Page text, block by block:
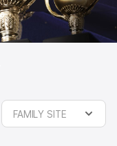
FAMILY SITE